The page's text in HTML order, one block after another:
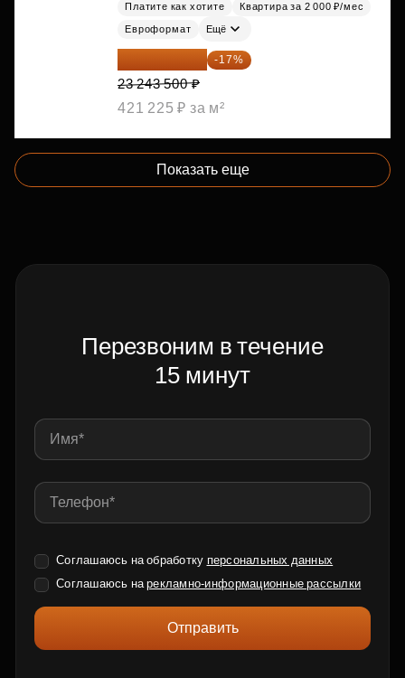
Платите как хотите
Квартира за 2 000 ₽/мес
Евроформат Ещё
19 292 105 ₽ -17%
23 243 500 ₽
421 225 ₽ за м²
Показать еще
Перезвоним в течение
15 минут
Соглашаюсь на обработку персональных данных
Соглашаюсь нарекламно-информационные рассылки
Отправить